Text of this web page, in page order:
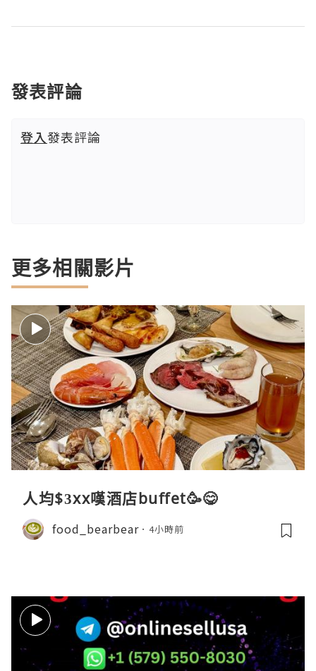
發表評論
登入發表評論
更多相關影片
人均$3xx嘆酒店buffet🥳😋
food_bearbear 4小時前